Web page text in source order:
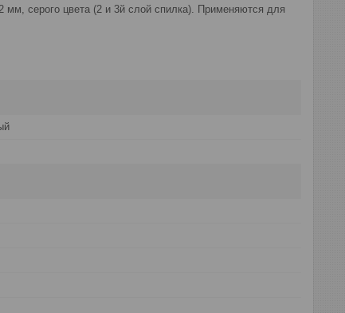
серого цвета (2 и 3й слой спилка). Применяются для